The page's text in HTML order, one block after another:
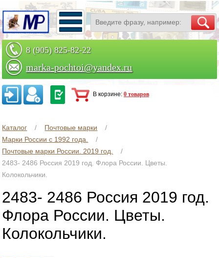
8 (905) 825-82-22
marka-pochtoi@yandex.ru
Заказать по телефону
В корзине: 0 товаров
Каталог
Почтовые марки
Марки России с 1992 года.
Почтовые марки России. 2019 год.
2483- 2486 Россия 2019 год. Флора России. Цветы.
Колокольчики.
2483- 2486 Россия 2019 год.
Флора России. Цветы.
Колокольчики.